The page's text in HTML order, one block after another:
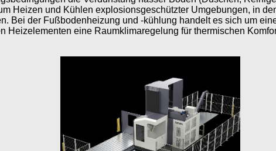
Heizen und Kühlen explosionsgeschützter Umgebungen, in
Bei der Fußbodenheizung und -kühlung handelt es sich um
Heizelementen eine Raumklimaregelung für thermischen